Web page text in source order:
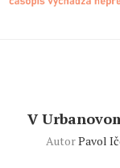
V
AutorPavol